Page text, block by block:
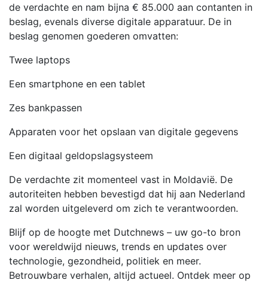
de verdachte en nam bijna € 85.000 aan contanten in
beslag, evenals diverse digitale apparatuur. De in
beslag genomen goederen omvatten:
Twee laptops
Een smartphone en een tablet
Zes bankpassen
Apparaten voor het opslaan van digitale gegevens
Een digitaal geldopslagsysteem
De verdachte zit momenteel vast in Moldavië. De
autoriteiten hebben bevestigd dat hij aan Nederland
zal worden uitgeleverd om zich te verantwoorden.
Blijf op de hoogte met Dutchnews – uw go-to bron
voor wereldwijd nieuws, trends en updates over
technologie, gezondheid, politiek en meer.
Betrouwbare verhalen, altijd actueel. Ontdek meer op